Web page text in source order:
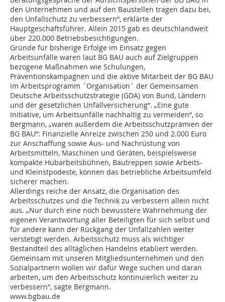
den Unternehmen und auf den Baustellen tragen dazu bei,
den Unfallschutz zu verbessern“, erklärte der
Hauptgeschäftsführer. Allein 2015 gab es deutschlandweit
über 220.000 Betriebsbesichtigungen.
Gründe für bisherige Erfolge im Einsatz gegen
Arbeitsunfälle waren laut BG BAU auch auf Zielgruppen
bezogene Maßnahmen wie Schulungen,
Präventionskampagnen und die aktive Mitarbeit der BG BAU
im Arbeitsprogramm ´Organisation´ der Gemeinsamen
Deutsche Arbeitsschutzstrategie (GDA) von Bund, Ländern
und der gesetzlichen Unfallversicherung“. „Eine gute
Initiative, um Arbeitsunfälle nachhaltig zu vermeiden“, so
Bergmann, „waren außerdem die Arbeitsschutzprämien der
BG BAU“: Finanzielle Anreize zwischen 250 und 2.000 Euro
zur Anschaffung sowie Aus- und Nachrüstung von
Arbeitsmitteln, Maschinen und Geräten, beispielsweise
kompakte Hubarbeitsbühnen, Bautreppen sowie Arbeits-
und Kleinstpodeste, können das betriebliche Arbeitsumfeld
sicherer machen.
Allerdings reiche der Ansatz, die Organisation des
Arbeitsschutzes und die Technik zu verbessern allein nicht
aus. „Nur durch eine noch bewusstere Wahrnehmung der
eigenen Verantwortung aller Beteiligten für sich selbst und
für andere kann der Rückgang der Unfallzahlen weiter
verstetigt werden. Arbeitsschutz muss als wichtiger
Bestandteil des alltäglichen Handelns etabliert werden.
Gemeinsam mit unseren Mitgliedsunternehmen und den
Sozialpartnern wollen wir dafür Wege suchen und daran
arbeiten, um den Arbeitsschutz kontinuierlich weiter zu
verbessern“, sagte Bergmann.
www.bgbau.de